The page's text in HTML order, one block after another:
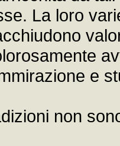
La loro
e
non